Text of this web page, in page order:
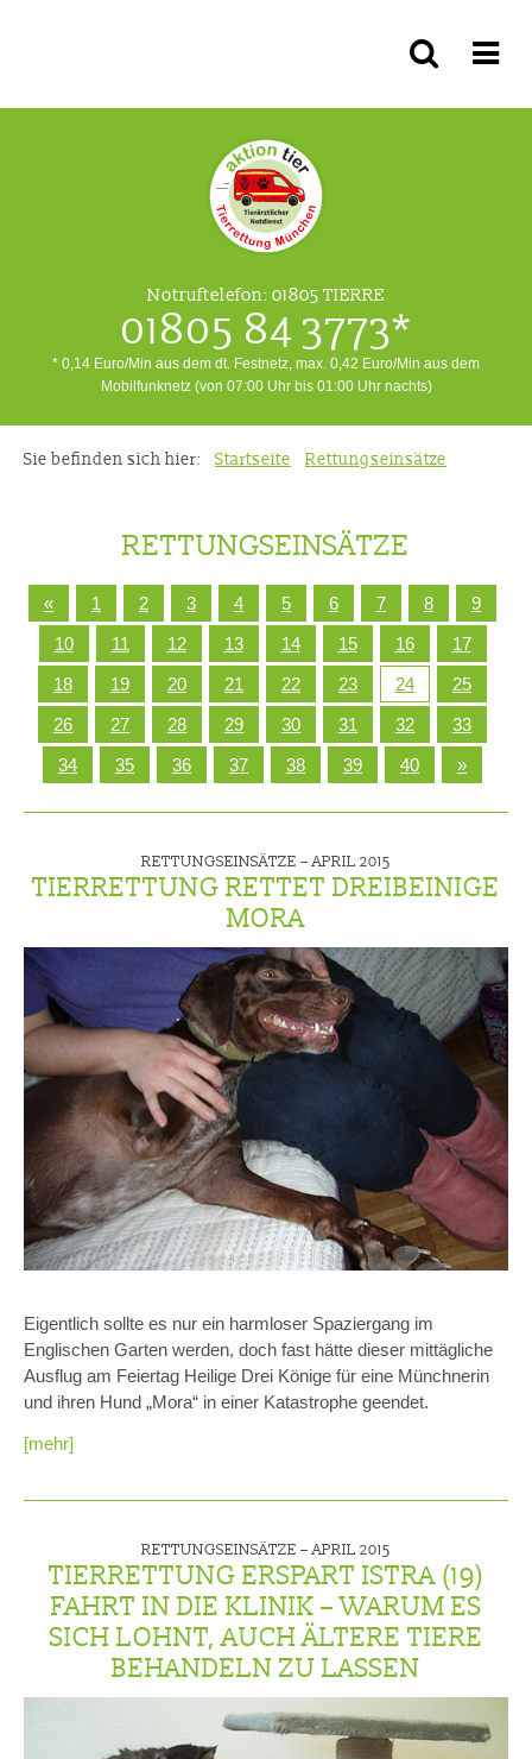
Notruftelefon: 01805 TIERRE
01805 84 3773*
* 0,14 Euro/Min aus dem dt. Festnetz, max. 0,42 Euro/Min aus dem
Mobilfunknetz (von 07:00 Uhr bis 01:00 Uhr nachts)
Sie befinden sich hier: Startseite Rettungseinsätze
RETTUNGSEINSÄTZE
« 1 2 3 4 5 6 7 8
9
10
11 12 13 14 15 16
17
18
19 20 21 22 23 24
25
26
27 28 29 30 31 32
33
34
35 36 37 38 39 40 »
RETTUNGSEINSÄTZE –APRIL 2015
TIERRETTUNG RETTET DREIBEINIGE
MORA
Eigentlich sollte es nur ein harmloser Spaziergang im
Englischen Garten werden, doch fast hätte dieser mittägliche
Ausflug am Feiertag Heilige Drei Könige für eine Münchnerin
und ihren Hund „Mora“ in einer Katastrophe geendet.
[mehr]
RETTUNGSEINSÄTZE –APRIL 2015
TIERRETTUNG ERSPART ISTRA (19)
FAHRT IN DIE KLINIK – WARUM ES
SICH LOHNT, AUCH ÄLTERE TIERE
BEHANDELN ZU LASSEN